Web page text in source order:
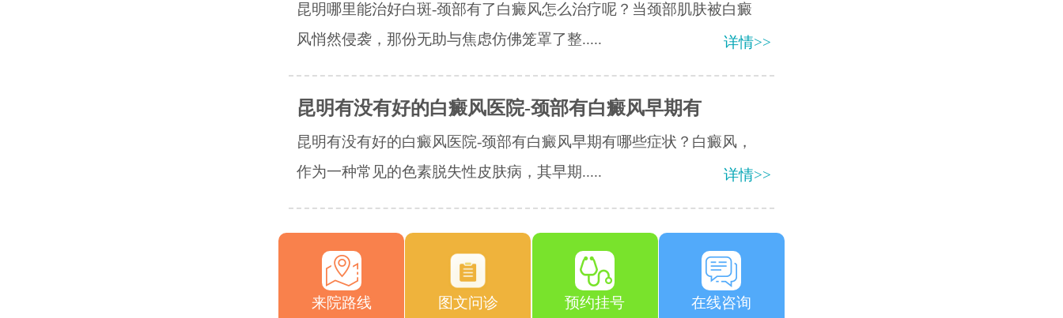
昆明哪里能治好白斑-颈部有了白癜风怎么治疗呢？当颈部肌肤被白癜
风悄然侵袭，那份无助与焦虑仿佛笼罩了整.....
详情>>
昆明有没有好的白癜风医院-颈部有白癜风早期有
昆明有没有好的白癜风医院-颈部有白癜风早期有哪些症状？白癜风，
作为一种常见的色素脱失性皮肤病，其早期.....
详情>>
来院路线 图文问诊 预约挂号 在线咨询